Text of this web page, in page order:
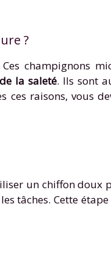
?
champignons
la saleté. Ils sont
ces raisons, vous
un chiffon doux
tâches. Cette